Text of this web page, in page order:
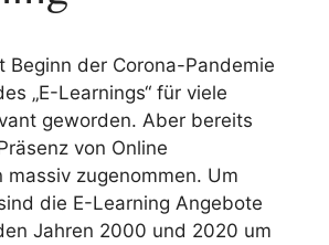
Beginn der Corona-Pandemie
„E-Learnings“ für viele
geworden. Aber bereits
von Online
massiv zugenommen. Um
die E-Learning Angebote
Jahren 2000 und 2020 um